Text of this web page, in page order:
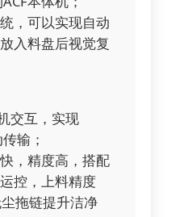
，可以实现自动
入料盘后视觉复
交互，实现
输；
，精度高，搭配
控，上料精度
拖链提升洁净